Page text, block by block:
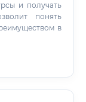
и получать
понять
в